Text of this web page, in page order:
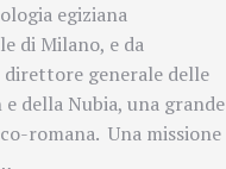
egiziana
di Milano, e da
direttore generale delle
della Nubia, una grande
romana. Una missione